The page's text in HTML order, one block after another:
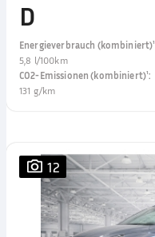
D
Energieverbrauch (kombiniert)¹
5,8 l/100km
CO2-Emissionen (kombiniert)¹:
131 g/km
12